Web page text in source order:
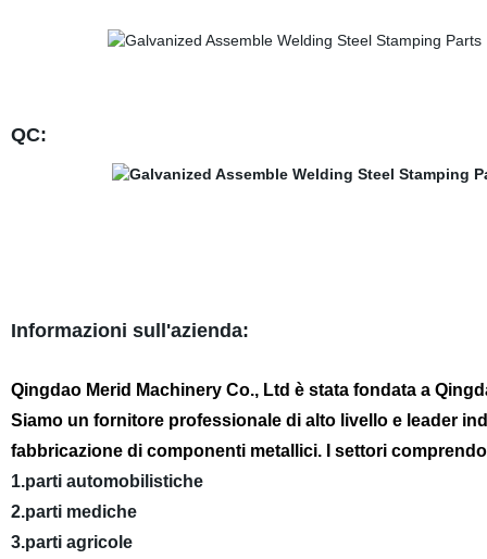
QC:
Informazioni sull'azienda:
Qingdao Merid Machinery Co., Ltd è stata fondata a
Siamo un fornitore professionale di alto livello e leader
fabbricazione di componenti metallici. I settori
1.parti automobilistiche
2.parti mediche
3.parti agricole